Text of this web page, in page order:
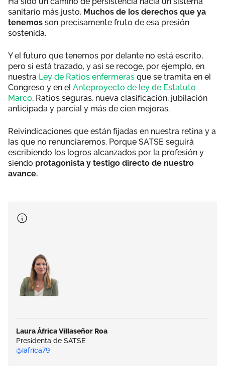
sanitario más justo. Muchos de los derechos que ya
tenemos son precisamente fruto de esa presión
sostenida.
Y el futuro que tenemos por delante no está escrito,
pero si está trazado, y así se recoge, por ejemplo, en
nuestra Ley de Ratios enfermeras que se tramita en el
Congreso y en el Anteproyecto de ley de Estatuto
Marco. Ratios seguras, nueva clasificación, jubilación
anticipada y parcial y más de cien mejoras.
Reivindicaciones que están fijadas en nuestra retina y a
las que no renunciaremos. Porque SATSE seguirá
escribiendo los logros alcanzados por la profesión y
siendo protagonista y testigo directo de nuestro
avance.
Laura África Villaseñor Roa
Presidenta de SATSE
@lafrica79